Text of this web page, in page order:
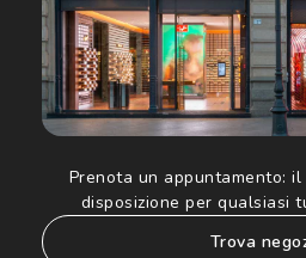
Prenota un appuntamento: il
disposizione per qualsiasi
trova